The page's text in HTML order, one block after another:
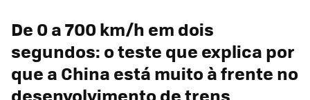
De 0 a 700 km/h em dois
segundos: o teste que explica por
que a China está muito à frente no
desenvolvimento de trens